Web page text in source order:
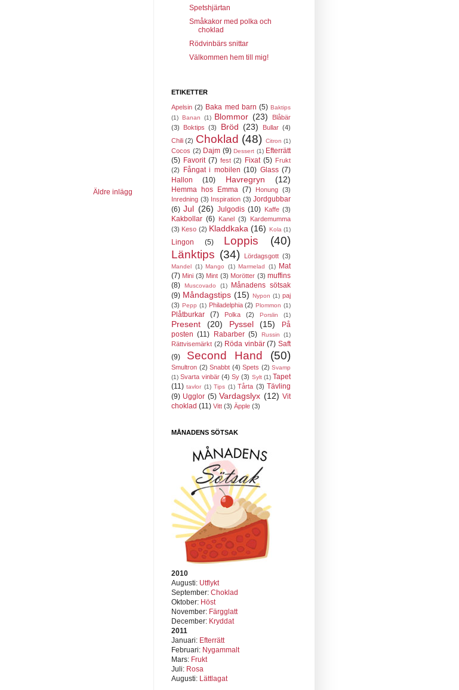
Äldre inlägg
Spetshjärtan
Småkakor med polka och
choklad
Rödvinbärs snittar
Välkommen hem till mig!
ETIKETTER
Apelsin (2) Baka med barn (5) Baktips
(1) Banan (1) Blommor (23)
Blåbär
(3)
Boktips (3) Bröd (23) Bullar (4)
Chili (2) Choklad (48) Citron (1)
Cocos (2) Dajm (9) Dessert (1) Efterrätt
(5) Favorit (7) fest (2) Fixat (5) Frukt
(2)
Fångat i mobilen (10) Glass (7)
Hallon
(10) Havregryn (12)
Hemma hos Emma (7) Honung (3)
Inredning (3) Inspiration (3) Jordgubbar
(6) Jul (26) Julgodis (10) Kaffe (3)
Kakbollar (6) Kanel (3)
Kardemumma
(3) Keso (2) Kladdkaka (16) Kola (1)
Lingon (5) Loppis
(40)
Länktips (34) Lördagsgott (3)
Mandel (1) Mango (1) Marmelad (1)
Mat
(7) Mini (3) Mint (3) Morötter (3) muffins
(8)
Muscovado (1)
Månadens sötsak
(9) Måndagstips (15) Nypon (1) paj
(3) Pepp (1) Philadelphia (2) Plommon (1)
Plåtburkar (7) Polka (2) Porslin (1)
Present (20) Pyssel (15)
På
posten (11) Rabarber (5) Russin (1)
Rättvisemärkt (2) Röda vinbär (7) Saft
(9)
Second Hand (50)
Smultron (2) Snabbt (4) Spets (2) Svamp
(1) Svarta vinbär (4) Sy (3) Sylt (1) Tapet
(11) tavlor (1) Tips (1) Tårta (3) Tävling
(9) Ugglor (5) Vardagslyx (12) Vit
choklad (11) Vitt (3) Äpple (3)
MÅNADENS SÖTSAK
2010
Augusti: Utflykt
September: Choklad
Oktober: Höst
November: Färgglatt
December: Kryddat
2011
Januari: Efterrätt
Februari: Nygammalt
Mars: Frukt
Juli: Rosa
Augusti: Lättlagat